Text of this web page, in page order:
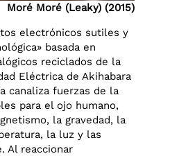
Moré Moré (Leaky) (2015)
electrónicos sutiles y
basada en
reciclados de la
Eléctrica de Akihabara
canaliza fuerzas de la
para el ojo humano,
la gravedad, la
la luz y las
Al reaccionar